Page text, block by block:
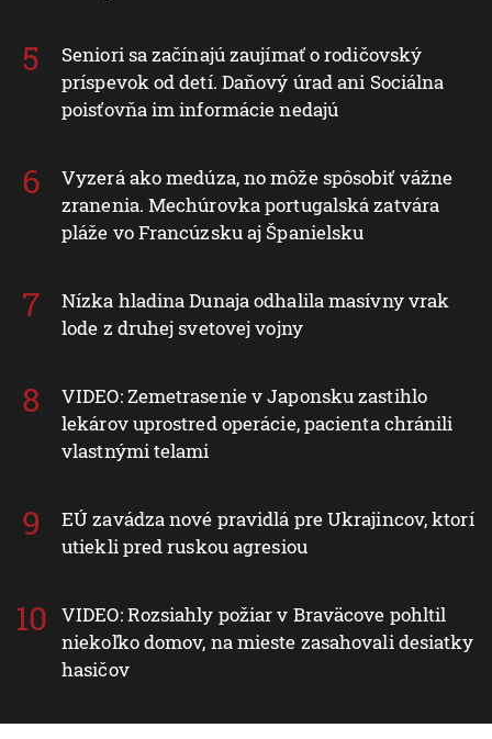
Seniori sa začínajú zaujímať o rodičovský
príspevok od detí. Daňový úrad ani Sociálna
poisťovňa im informácie nedajú
Vyzerá ako medúza, no môže spôsobiť vážne
zranenia. Mechúrovka portugalská zatvára
pláže vo Francúzsku aj Španielsku
Nízka hladina Dunaja odhalila masívny vrak
lode z druhej svetovej vojny
VIDEO: Zemetrasenie v Japonsku zastihlo
lekárov uprostred operácie, pacienta chránili
vlastnými telami
EÚ zavádza nové pravidlá pre Ukrajincov, ktorí
utiekli pred ruskou agresiou
VIDEO: Rozsiahly požiar v Braväcove pohltil
niekoľko domov, na mieste zasahovali desiatky
hasičov